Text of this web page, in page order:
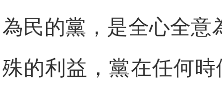
為民的黨，是全心全意
殊的利益，黨在任何